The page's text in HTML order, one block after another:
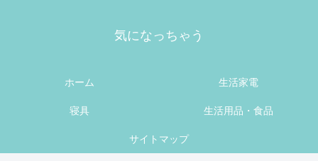
気になっちゃう
ホーム 生活家電
寝具 生活用品・食品
サイトマップ